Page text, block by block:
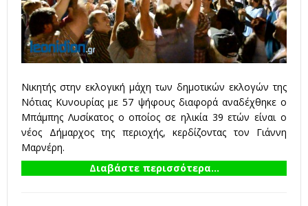
Νικητής στην εκλογική μάχη των δημοτικών εκλογών της
Νότιας Κυνουρίας με 57 ψήφους διαφορά αναδέχθηκε ο
Μπάμπης Λυσίκατος ο οποίος σε ηλικία 39 ετών είναι ο
νέος Δήμαρχος της περιοχής, κερδίζοντας τον Γιάννη
Μαρνέρη.
Διαβάστε περισσότερα...